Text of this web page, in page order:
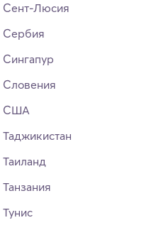
Сент-Люсия
Сербия
Сингапур
Словения
США
Таджикистан
Таиланд
Танзания
Тунис